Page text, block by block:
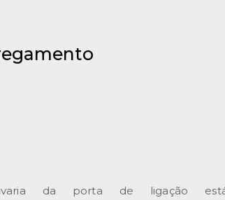
da porta de ligação está